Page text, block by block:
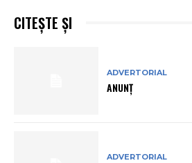
CITEȘTE ȘI
ADVERTORIAL
ANUNȚ
ADVERTORIAL